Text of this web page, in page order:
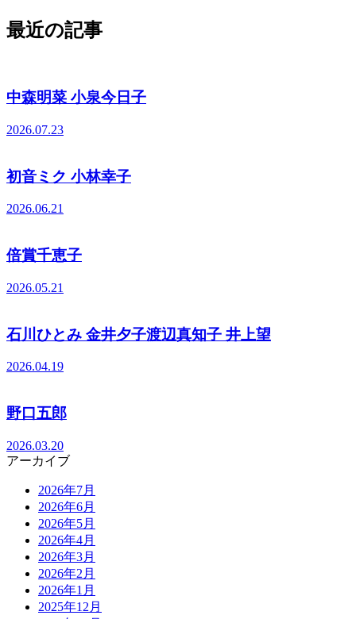
最近の記事
中森明菜 小泉今日子
2026.07.23
初音ミク 小林幸子
2026.06.21
倍賞千恵子
2026.05.21
石川ひとみ 金井夕子渡辺真知子 井上望
2026.04.19
野口五郎
2026.03.20
アーカイブ
2026年7月
2026年6月
2026年5月
2026年4月
2026年3月
2026年2月
2026年1月
2025年12月